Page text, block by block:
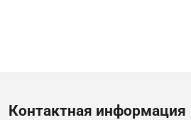
Контактная информация